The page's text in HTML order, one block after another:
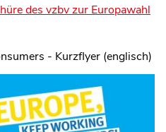
des vzbv zur Europawahl
- Kurzflyer (englisch)